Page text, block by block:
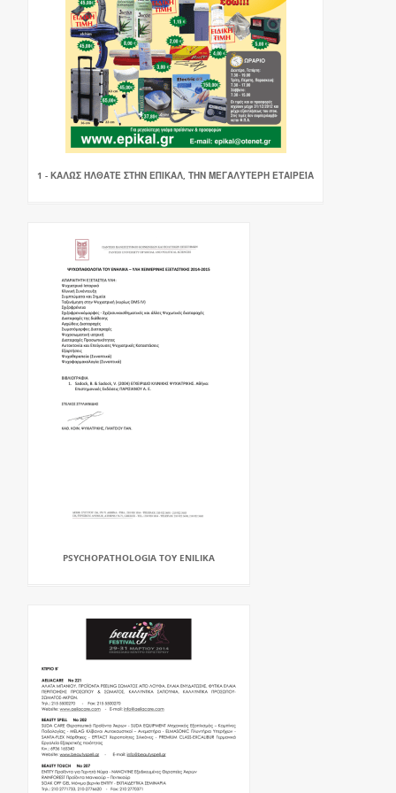
1 - ΚΑΛΏΣ ΉΛΘΑΤΕ ΣΤΗΝ ΕΠΙΚΑΛ, ΤΗΝ ΜΕΓΑΛΎΤΕΡΗ ΕΤΑΙΡΕΊΑ
PSYCHOPATHOLOGIA TOY ENILIKA